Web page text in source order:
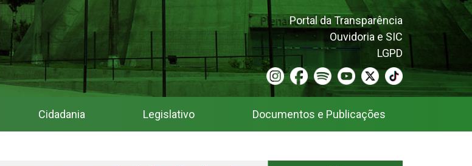
Portal da Transparência
Ouvidoria e SIC
LGPD
Cidadania Legislativo Documentos e Publicações